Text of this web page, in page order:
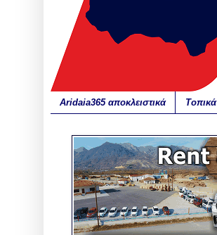
Aridaia365 αποκλειστικά Τοπικά